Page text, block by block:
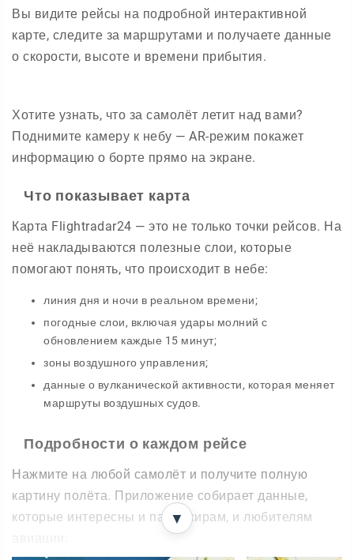
Вы видите рейсы на подробной интерактивной
карте, следите за маршрутами и получаете данные
о скорости, высоте и времени прибытия.
Хотите узнать, что за самолёт летит над вами?
Поднимите камеру к небу — AR-режим покажет
информацию о борте прямо на экране.
Что показывает карта
Карта Flightradar24 — это не только точки рейсов. На
неё накладываются полезные слои, которые
помогают понять, что происходит в небе:
линия дня и ночи в реальном времени;
погодные слои, включая удары молний с
обновлением каждые 15 минут;
зоны воздушного управления;
данные о вулканической активности, которая меняет
маршруты воздушных судов.
Подробности о каждом рейсе
Нажмите на любой самолёт и получите полную
картину полёта. Приложение собирает данные,
которые интересны и пассажирам, и любителям
▼